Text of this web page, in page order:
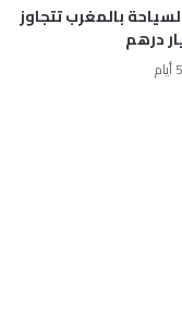
بالمغرب تتجاوز